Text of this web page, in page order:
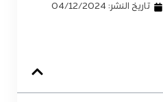
تاريخ النشر:04/12/2024